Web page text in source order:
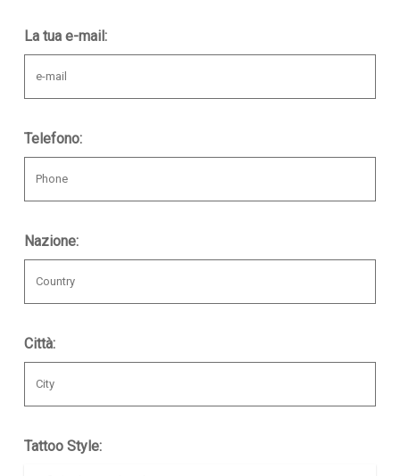
La tua e-mail:
Telefono:
Nazione:
Città:
Tattoo Style: